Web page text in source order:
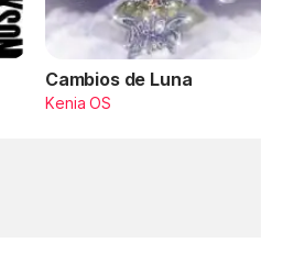
Cambios de Luna
Kenia OS